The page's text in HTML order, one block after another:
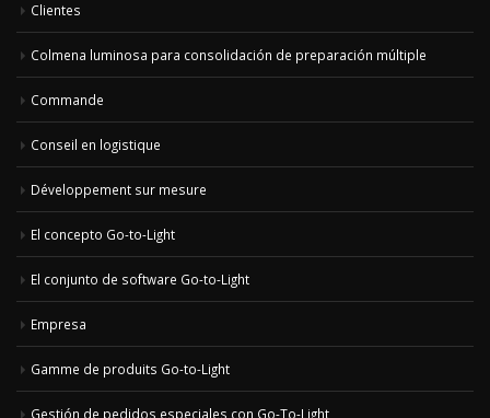
Clientes
Colmena luminosa para consolidación de preparación múltiple
Commande
Conseil en logistique
Développement sur mesure
El concepto Go-to-Light
El conjunto de software Go-to-Light
Empresa
Gamme de produits Go-to-Light
Gestión de pedidos especiales con Go-To-Light